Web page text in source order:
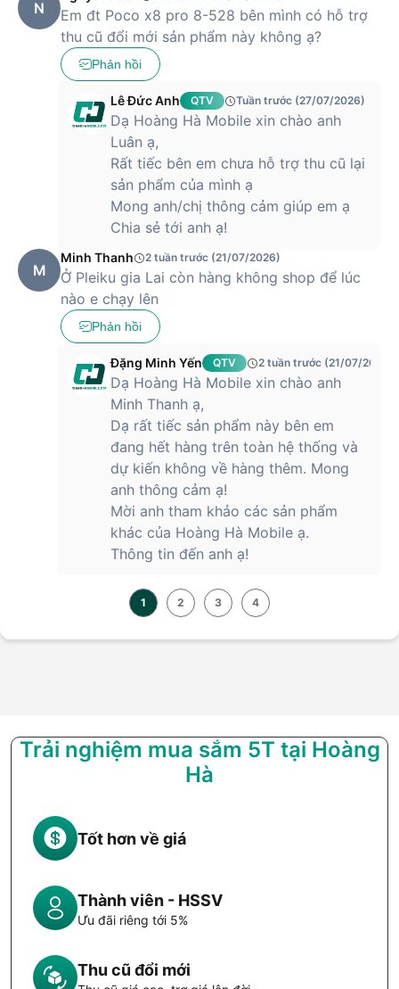
N
Em đt Poco x8 pro 8-528 bên mình có hỗ trợ
thu cũ đổi mới sản phẩm này không ạ?
Phản hồi
Lê Đức Anh QTV Tuần trước (27/07/2026)
Dạ Hoàng Hà Mobile xin chào anh
Luân ạ,
Rất tiếc bên em chưa hỗ trợ thu cũ lại
sản phẩm của mình ạ
Mong anh/chị thông cảm giúp em ạ
Chia sẻ tới anh ạ!
M
Minh Thanh 2 tuần trước (21/07/2026)
Ở Pleiku gia Lai còn hàng không shop để lúc
nào e chạy lên
Phản hồi
Đặng Minh Yến QTV 2 tuần trước (21/07/2026)
Dạ Hoàng Hà Mobile xin chào anh
Minh Thanh ạ,
Dạ rất tiếc sản phẩm này bên em
đang hết hàng trên toàn hệ thống và
dự kiến không về hàng thêm. Mong
anh thông cảm ạ!
Mời anh tham khảo các sản phẩm
khác của Hoàng Hà Mobile ạ.
Thông tin đến anh ạ!
1 2 3 4
Trải nghiệm mua sắm 5T tại Hoàng
Hà
Tốt hơn về giá
Thành viên - HSSV
Ưu đãi riêng tới 5%
Thu cũ đổi mới